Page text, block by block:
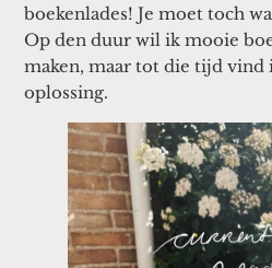
boekenlades! Je moet toch
Op den duur wil ik mooie
maken, maar tot die tijd vind
oplossing.